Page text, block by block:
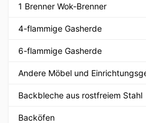
1 Brenner Wok-Brenner
4-flammige Gasherde
6-flammige Gasherde
Andere Möbel und
Backbleche aus rostfreiem Stahl
Backöfen